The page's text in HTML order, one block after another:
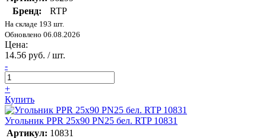
Бренд:
RTP
На складе 193 шт.
Обновлено 06.08.2026
Цена:
14.56 руб. / шт.
-
+
Купить
Угольник PPR 25х90 PN25 бел. RTP 10831
Артикул: 10831